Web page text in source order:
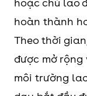
hoặc chủ lao
hoàn thành
Theo thời
được mở
môi trường